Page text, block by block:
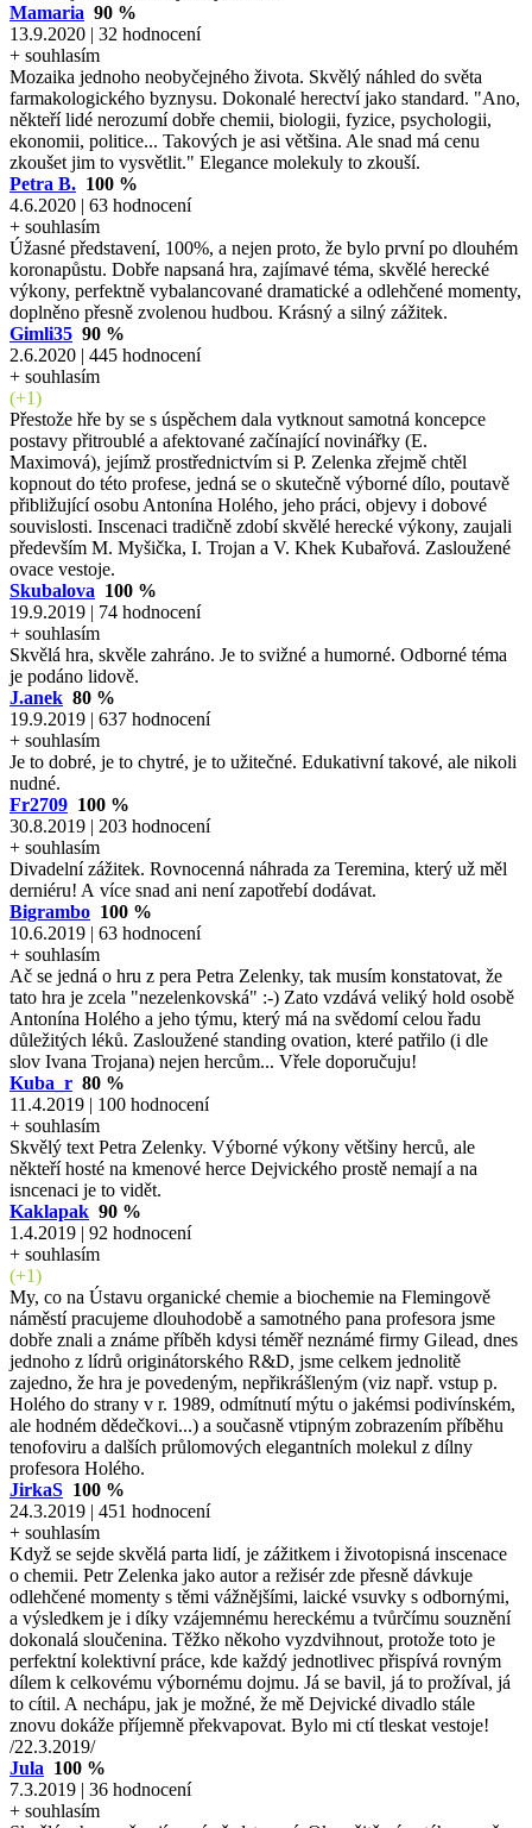
Mamaria 90 %
13.9.2020 | 32 hodnocení
+ souhlasím
Mozaika jednoho neobyčejného života. Skvělý náhled do světa
farmakologického byznysu. Dokonalé herectví jako standard. "Ano,
někteří lidé nerozumí dobře chemii, biologii, fyzice, psychologii,
ekonomii, politice... Takových je asi většina. Ale snad má cenu
zkoušet jim to vysvětlit." Elegance molekuly to zkouší.
Petra B. 100 %
4.6.2020 | 63 hodnocení
+ souhlasím
Úžasné představení, 100%, a nejen proto, že bylo první po dlouhém
koronapůstu. Dobře napsaná hra, zajímavé téma, skvělé herecké
výkony, perfektně vybalancované dramatické a odlehčené momenty,
doplněno přesně zvolenou hudbou. Krásný a silný zážitek.
Gimli35 90 %
2.6.2020 | 445 hodnocení
+ souhlasím
(+1)
Přestože hře by se s úspěchem dala vytknout samotná koncepce
postavy přitroublé a afektované začínající novinářky (E.
Maximová), jejímž prostřednictvím si P. Zelenka zřejmě chtěl
kopnout do této profese, jedná se o skutečně výborné dílo, poutavě
přibližující osobu Antonína Holého, jeho práci, objevy i dobové
souvislosti. Inscenaci tradičně zdobí skvělé herecké výkony, zaujali
především M. Myšička, I. Trojan a V. Khek Kubařová. Zasloužené
ovace vestoje.
Skubalova 100 %
19.9.2019 | 74 hodnocení
+ souhlasím
Skvělá hra, skvěle zahráno. Je to svižné a humorné. Odborné téma
je podáno lidově.
J.anek 80 %
19.9.2019 | 637 hodnocení
+ souhlasím
Je to dobré, je to chytré, je to užitečné. Edukativní takové, ale nikoli
nudné.
Fr2709 100 %
30.8.2019 | 203 hodnocení
+ souhlasím
Divadelní zážitek. Rovnocenná náhrada za Teremina, který už měl
derniéru! A více snad ani není zapotřebí dodávat.
Bigrambo 100 %
10.6.2019 | 63 hodnocení
+ souhlasím
Ač se jedná o hru z pera Petra Zelenky, tak musím konstatovat, že
tato hra je zcela "nezelenkovská" :-) Zato vzdává veliký hold osobě
Antonína Holého a jeho týmu, který má na svědomí celou řadu
důležitých léků. Zasloužené standing ovation, které patřilo (i dle
slov Ivana Trojana) nejen hercům... Vřele doporučuju!
Kuba_r 80 %
11.4.2019 | 100 hodnocení
+ souhlasím
Skvělý text Petra Zelenky. Výborné výkony většiny herců, ale
někteří hosté na kmenové herce Dejvického prostě nemají a na
isncenaci je to vidět.
Kaklapak 90 %
1.4.2019 | 92 hodnocení
+ souhlasím
(+1)
My, co na Ústavu organické chemie a biochemie na Flemingově
náměstí pracujeme dlouhodobě a samotného pana profesora jsme
dobře znali a známe příběh kdysi téměř neznámé firmy Gilead, dnes
jednoho z lídrů originátorského R&D, jsme celkem jednolitě
zajedno, že hra je povedeným, nepřikrášleným (viz např. vstup p.
Holého do strany v r. 1989, odmítnutí mýtu o jakémsi podivínském,
ale hodném dědečkovi...) a současně vtipným zobrazením příběhu
tenofoviru a dalších průlomových elegantních molekul z dílny
profesora Holého.
JirkaS 100 %
24.3.2019 | 451 hodnocení
+ souhlasím
Když se sejde skvělá parta lidí, je zážitkem i životopisná inscenace
o chemii. Petr Zelenka jako autor a režisér zde přesně dávkuje
odlehčené momenty s těmi vážnějšími, laické vsuvky s odbornými,
a výsledkem je i díky vzájemnému hereckému a tvůrčímu souznění
dokonalá sloučenina. Těžko někoho vyzdvihnout, protože toto je
perfektní kolektivní práce, kde každý jednotlivec přispívá rovným
dílem k celkovému výbornému dojmu. Já se bavil, já to prožíval, já
to cítil. A nechápu, jak je možné, že mě Dejvické divadlo stále
znovu dokáže příjemně překvapovat. Bylo mi ctí tleskat vestoje!
/22.3.2019/
Jula 100 %
7.3.2019 | 36 hodnocení
+ souhlasím